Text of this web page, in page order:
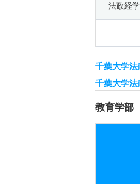
法政経
千葉大学法
千葉大学法
教育学部